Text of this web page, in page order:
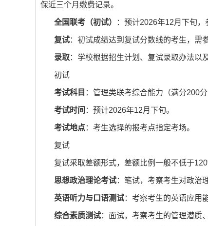
保近三个月缴费记录。
全国联考（初试） ：预计2026年12月下旬，
复试：初试成绩达到复试分数线的考生，需
录取：学校根据招生计划、复试录取办法以
初试
考试科目 ：管理类联考综合能力（满分200
考试时间 ：预计2026年12月下旬。
考试地点：考生选择的报考点指定考场。
复试
复试采取差额形式，差额比例一般不低于
思想政治理论考试：笔试，考察考生对政治
英语听力与口语测试：考察考生的英语应用
综合素质测试：面试，考察考生的管理潜质